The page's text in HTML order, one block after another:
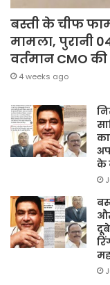
बस्ती के चीफ
मामला, पुरानी
वर्तमान CMO की
4 weeks ago
के